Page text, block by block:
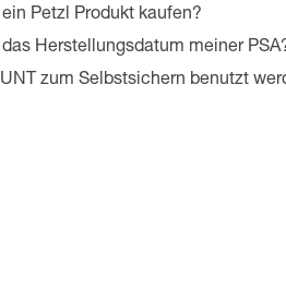
Petzl Produkt kaufen?
Herstellungsdatum meiner
zum Selbstsichern benutzt